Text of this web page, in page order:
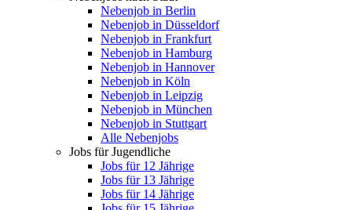
Nebenjob in Berlin
Nebenjob in Düsseldorf
Nebenjob in Frankfurt
Nebenjob in Hamburg
Nebenjob in Hannover
Nebenjob in Köln
Nebenjob in Leipzig
Nebenjob in München
Nebenjob in Stuttgart
Alle Nebenjobs
Jobs für Jugendliche
Jobs für 12 Jährige
Jobs für 13 Jährige
Jobs für 14 Jährige